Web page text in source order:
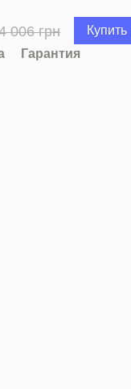
006 грн
Купить
Гарантия